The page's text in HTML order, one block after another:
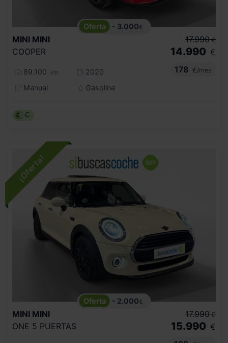
- 3.000€
MINI MINI
COOPER
89.100 km
2020
Manual
Gasolina
17.990 €
14.990 €
178
€/mes
C
- 2.000€
MINI MINI
ONE 5 PUERTAS
17.990 €
15.990 €